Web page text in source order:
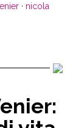
· nicola